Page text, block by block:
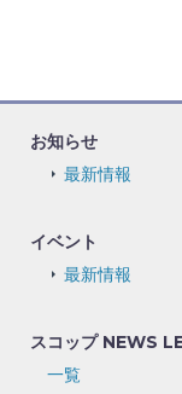
お知らせ
最新情報
イベント
最新情報
スコップ NEWS
一覧